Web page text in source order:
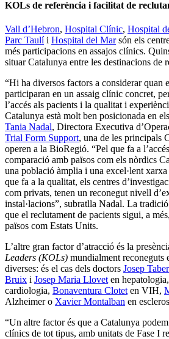
KOLs de referència i facilitat de
Vall d’Hebron, Hospital Clínic, Hospital
Parc Taulíi Hospital del Marsón els
més participacions en assajos clínics.
situar Catalunya entre les destinacions de
“Hi ha diversos factors a considerar quan
participaran en un assaig clínic concret,
l’accés als pacients i la qualitat i
Catalunya està molt ben posicionada en
Tania Nadal, Directora Executiva
Trial Form Support, una de les principals
operen a la BioRegió. “Pel que fa a
comparació amb països com els nòrdics
una població àmplia i una excel·lent
que fa a la qualitat, els centres
com privats, tenen un reconegut nivell
instal·lacions”, subratlla Nadal. La
que el reclutament de pacients sigui, a
països com Estats Units.
L’altre gran factor d’atracció és la
Leaders (KOLs) mundialment reconeguts
diverses: és el cas dels doctors Josep
Bruix i Josep Maria Llovet en hepatologia,
cardiologia, Bonaventura Clotet en VIH,
Alzheimer o Xavier Montalban en
“Un altre factor és que a Catalunya
clínics de tot tipus, amb unitats de Fase I